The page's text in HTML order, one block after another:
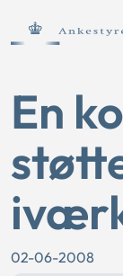
En
02-06-2008